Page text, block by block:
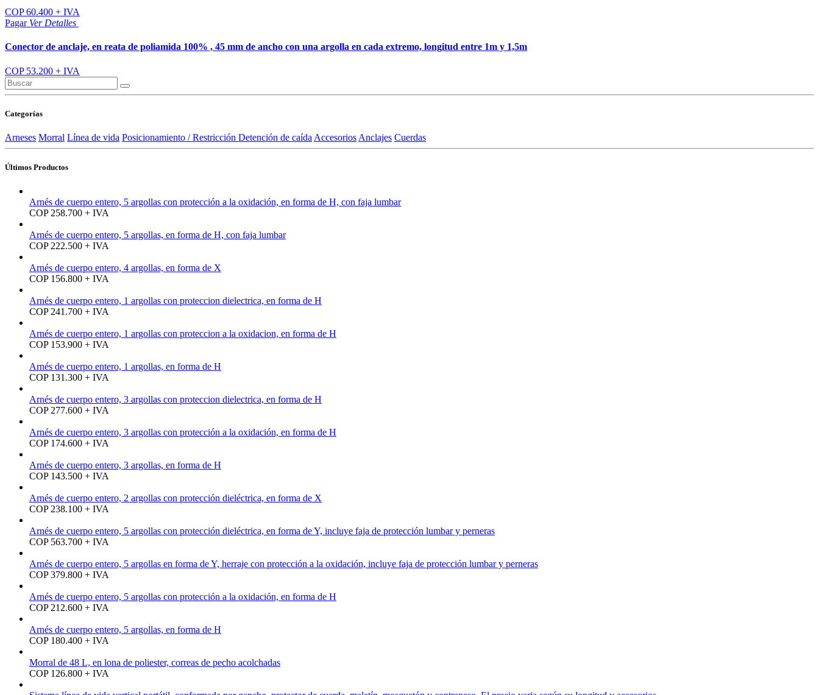
COP 60.400 + IVA
Pagar Ver Detalles
Conector de anclaje, en reata de poliamida 100% , 45 mm de ancho con una argolla en cada extremo, longitud entre 1m y 1,5m
COP 53.200 + IVA
Categorías
Arneses Morral Línea de vida Posicionamiento / Restricción Detención de caída Accesorios Anclajes Cuerdas
Últimos Productos
Arnés de cuerpo entero, 5 argollas con protección a la oxidación, en forma de H, con faja lumbar
COP 258.700 + IVA
Arnés de cuerpo entero, 5 argollas, en forma de H, con faja lumbar
COP 222.500 + IVA
Arnés de cuerpo entero, 4 argollas, en forma de X
COP 156.800 + IVA
Arnés de cuerpo entero, 1 argollas con proteccion dielectrica, en forma de H
COP 241.700 + IVA
Arnés de cuerpo entero, 1 argollas con proteccion a la oxidacion, en forma de H
COP 153.900 + IVA
Arnés de cuerpo entero, 1 argollas, en forma de H
COP 131.300 + IVA
Arnés de cuerpo entero, 3 argollas con proteccion dielectrica, en forma de H
COP 277.600 + IVA
Arnés de cuerpo entero, 3 argollas con protección a la oxidación, en forma de H
COP 174.600 + IVA
Arnés de cuerpo entero, 3 argollas, en forma de H
COP 143.500 + IVA
Arnés de cuerpo entero, 2 argollas con protección dieléctrica, en forma de X
COP 238.100 + IVA
Arnés de cuerpo entero, 5 argollas con protección dieléctrica, en forma de Y, incluye faja de protección lumbar y perneras
COP 563.700 + IVA
Arnés de cuerpo entero, 5 argollas en forma de Y, herraje con protección a la oxidación, incluye faja de protección lumbar y perneras
COP 379.800 + IVA
Arnés de cuerpo entero, 5 argollas con protección a la oxidación, en forma de H
COP 212.600 + IVA
Arnés de cuerpo entero, 5 argollas, en forma de H
COP 180.400 + IVA
Morral de 48 L, en lona de poliester, correas de pecho acolchadas
COP 126.800 + IVA